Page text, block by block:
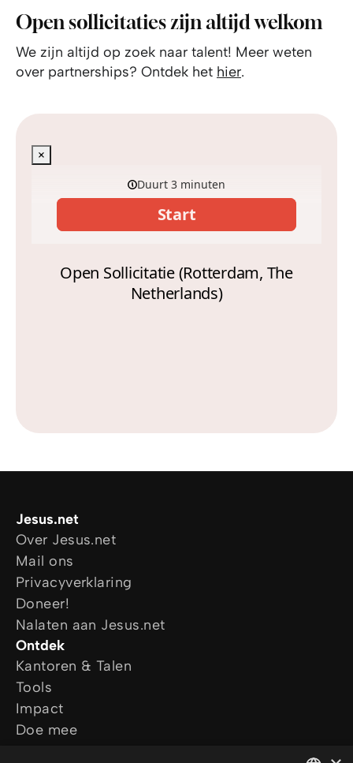
Open sollicitaties zijn altijd welkom
We zijn altijd op zoek naar talent! Meer weten
over partnerships? Ontdek het hier.
×
Jesus.net
Over Jesus.net
Mail ons
Privacyverklaring
Doneer!
Nalaten aan Jesus.net
Ontdek
Kantoren & Talen
Tools
Impact
Doe mee